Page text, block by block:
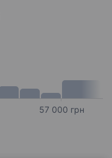
57 000 грн